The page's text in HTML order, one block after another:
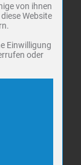
0
Besucher
Cookies.
von ihnen
Website
Einwilligung
oder